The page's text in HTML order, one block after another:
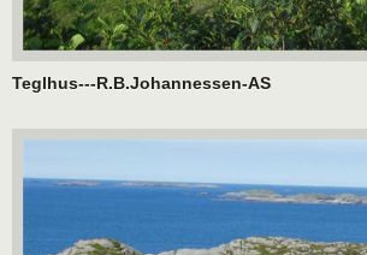
Teglhus---R.B.Johannessen-AS